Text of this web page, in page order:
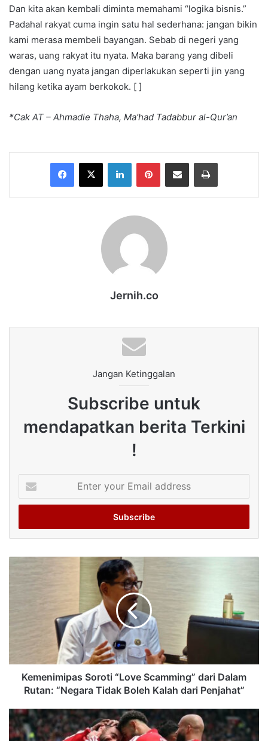
Dan kita akan kembali diminta memahami “logika bisnis.”
Padahal rakyat cuma ingin satu hal sederhana: jangan bikin
kami merasa membeli bayangan. Sebab di negeri yang
waras, uang rakyat itu nyata. Maka barang yang dibeli
dengan uang nyata jangan diperlakukan seperti jin yang
hilang ketika ayam berkokok. [ ]
*Cak AT – Ahmadie Thaha, Ma’had Tadabbur al-Qur’an
Facebook
X LinkedInPinterestShare via Email Print
Jernih.co
Jangan Ketinggalan
Subscribe untuk
mendapatkan berita Terkini
!
your
Email
Kemenimipas Soroti “Love Scamming” dari Dalam
Rutan: “Negara Tidak Boleh Kalah dari Penjahat”